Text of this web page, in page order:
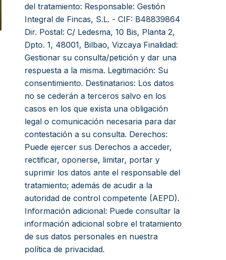
del tratamiento: Responsable: Gestión
Integral de Fincas, S.L. - CIF: B48839864
Dir. Postal: C/ Ledesma, 10 Bis, Planta 2,
Dpto. 1, 48001, Bilbao, Vizcaya Finalidad:
Gestionar su consulta/petición y dar una
respuesta a la misma. Legitimación: Su
consentimiento. Destinatarios: Los datos
no se cederán a terceros salvo en los
casos en los que exista una obligación
legal o comunicación necesaria para dar
contestación a su consulta. Derechos:
Puede ejercer sus Derechos a acceder,
rectificar, oponerse, limitar, portar y
suprimir los datos ante el responsable del
tratamiento; además de acudir a la
autoridad de control competente (AEPD).
Información adicional: Puede consultar la
información adicional sobre el tratamiento
de sus datos personales en nuestra
política de privacidad.